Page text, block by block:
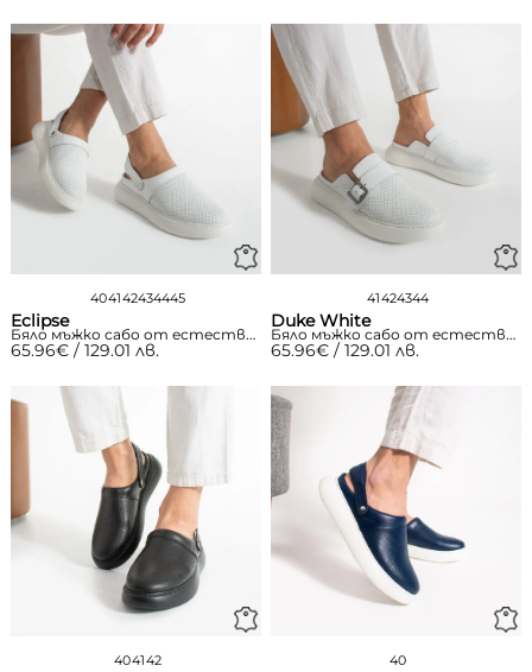
404142434445
Eclipse
Бяло мъжко сабо от естествена кожа с каишка
65.96€ / 129.01 лв.
41424344
Duke White
Бяло мъжко сабо от естествена кожа с катарама
65.96€ / 129.01 лв.
404142 40